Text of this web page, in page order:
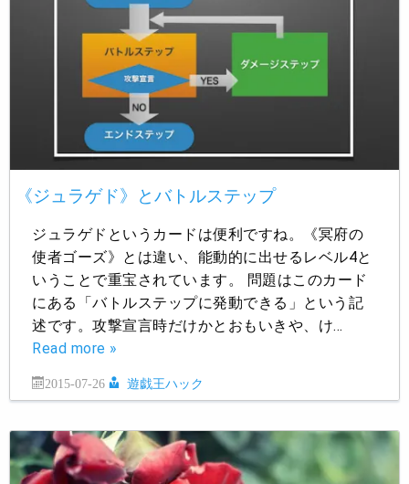
《ジュラゲド》とバトルステップ
ジュラゲドというカードは便利ですね。《冥府の
使者ゴーズ》とは違い、能動的に出せるレベル4と
いうことで重宝されています。 問題はこのカード
にある「バトルステップに発動できる」という記
述です。攻撃宣言時だけかとおもいきや、け…
Read more »
2015-07-26 遊戯王ハック